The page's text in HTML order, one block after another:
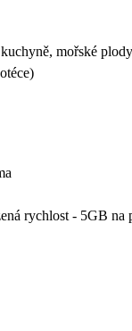
mořské
rychlost - 5GB na